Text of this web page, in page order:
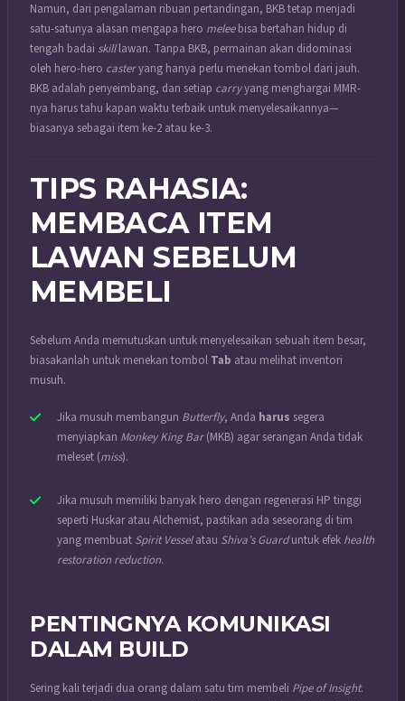
Namun, dari pengalaman ribuan pertandingan, BKB tetap menjadi
satu-satunya alasan mengapa hero meleebisa bertahan hidup di
tengah badai skilllawan. Tanpa BKB, permainan akan didominasi
oleh hero-hero casteryang hanya perlu menekan tombol dari jauh.
BKB adalah penyeimbang, dan setiap carryyang menghargai MMR-
nya harus tahu kapan waktu terbaik untuk menyelesaikannya—
biasanya sebagai item ke-2 atau ke-3.
TIPS RAHASIA:
MEMBACA ITEM
LAWAN SEBELUM
MEMBELI
Sebelum Anda memutuskan untuk menyelesaikan sebuah item besar,
biasakanlah untuk menekan tombol Tab atau melihat inventori
musuh.
Jika musuh membangun Butterfly, Anda harus segera
menyiapkan Monkey King Bar(MKB) agar serangan Anda tidak
meleset (miss).
Jika musuh memiliki banyak hero dengan regenerasi HP tinggi
seperti Huskar atau Alchemist, pastikan ada seseorang di tim
yang membuat Spirit Vesselatau Shiva’s Guarduntuk efek health
restoration reduction.
PENTINGNYA KOMUNIKASI
DALAM BUILD
Sering kali terjadi dua orang dalam satu tim membeli Pipe of Insight.